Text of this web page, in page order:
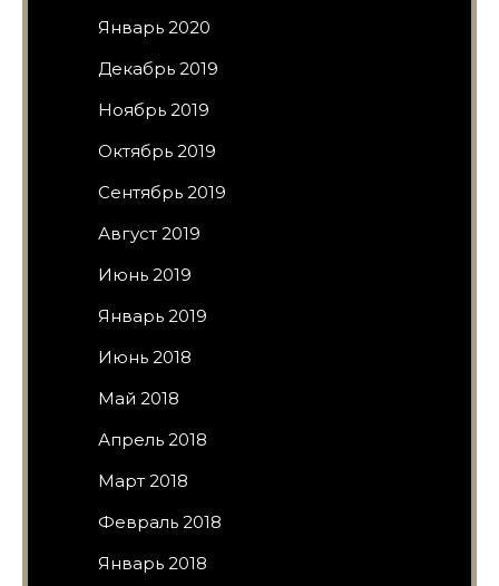
Январь 2020
Декабрь 2019
Ноябрь 2019
Октябрь 2019
Сентябрь 2019
Август 2019
Июнь 2019
Январь 2019
Июнь 2018
Май 2018
Апрель 2018
Март 2018
Февраль 2018
Январь 2018